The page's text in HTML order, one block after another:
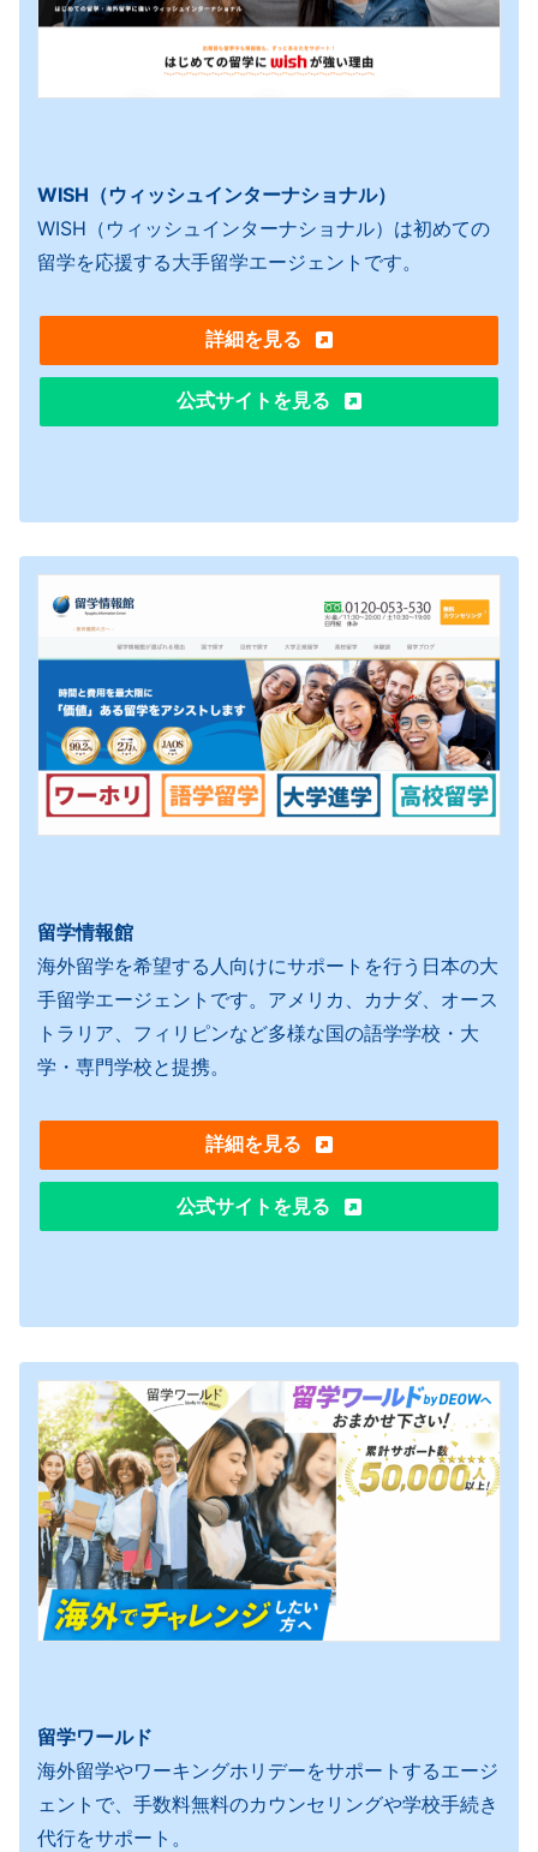
WISH（ウィッシュインターナショナル）
WISH（ウィッシュインターナショナル）は初めての
留学を応援する大手留学エージェントです。
詳細を見る
公式サイトを見る
留学情報館
海外留学を希望する人向けにサポートを行う日本の大
手留学エージェントです。アメリカ、カナダ、オース
トラリア、フィリピンなど多様な国の語学学校・大
学・専門学校と提携。
詳細を見る
公式サイトを見る
留学ワールド
海外留学やワーキングホリデーをサポートするエージ
ェントで、手数料無料のカウンセリングや学校手続き
代行をサポート。